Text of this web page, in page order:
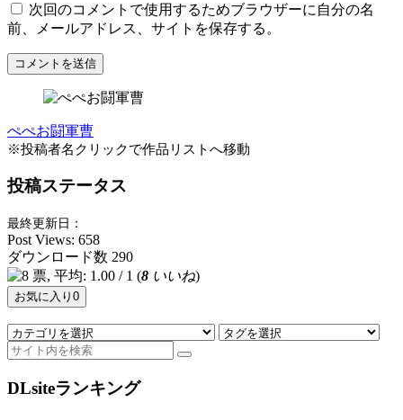
次回のコメントで使用するためブラウザーに自分の名
前、メールアドレス、サイトを保存する。
ぺぺお闘軍曹
※投稿者名クリックで作品リストへ移動
投稿ステータス
最終更新日：
Post Views: 658
ダウンロード数 290
(8 いいね)
お気に入り 0
DLsiteランキング